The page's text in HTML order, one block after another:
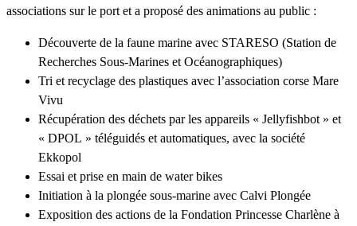
associations sur le port et a proposé des animations au public :
Découverte de la faune marine avec STARESO (Station de
Recherches Sous-Marines et Océanographiques)
Tri et recyclage des plastiques avec l’association corse Mare
Vivu
Récupération des déchets par les appareils « Jellyfishbot » et
« DPOL » téléguidés et automatiques, avec la société
Ekkopol
Essai et prise en main de water bikes
Initiation à la plongée sous-marine avec Calvi Plongée
Exposition des actions de la Fondation Princesse Charlène à